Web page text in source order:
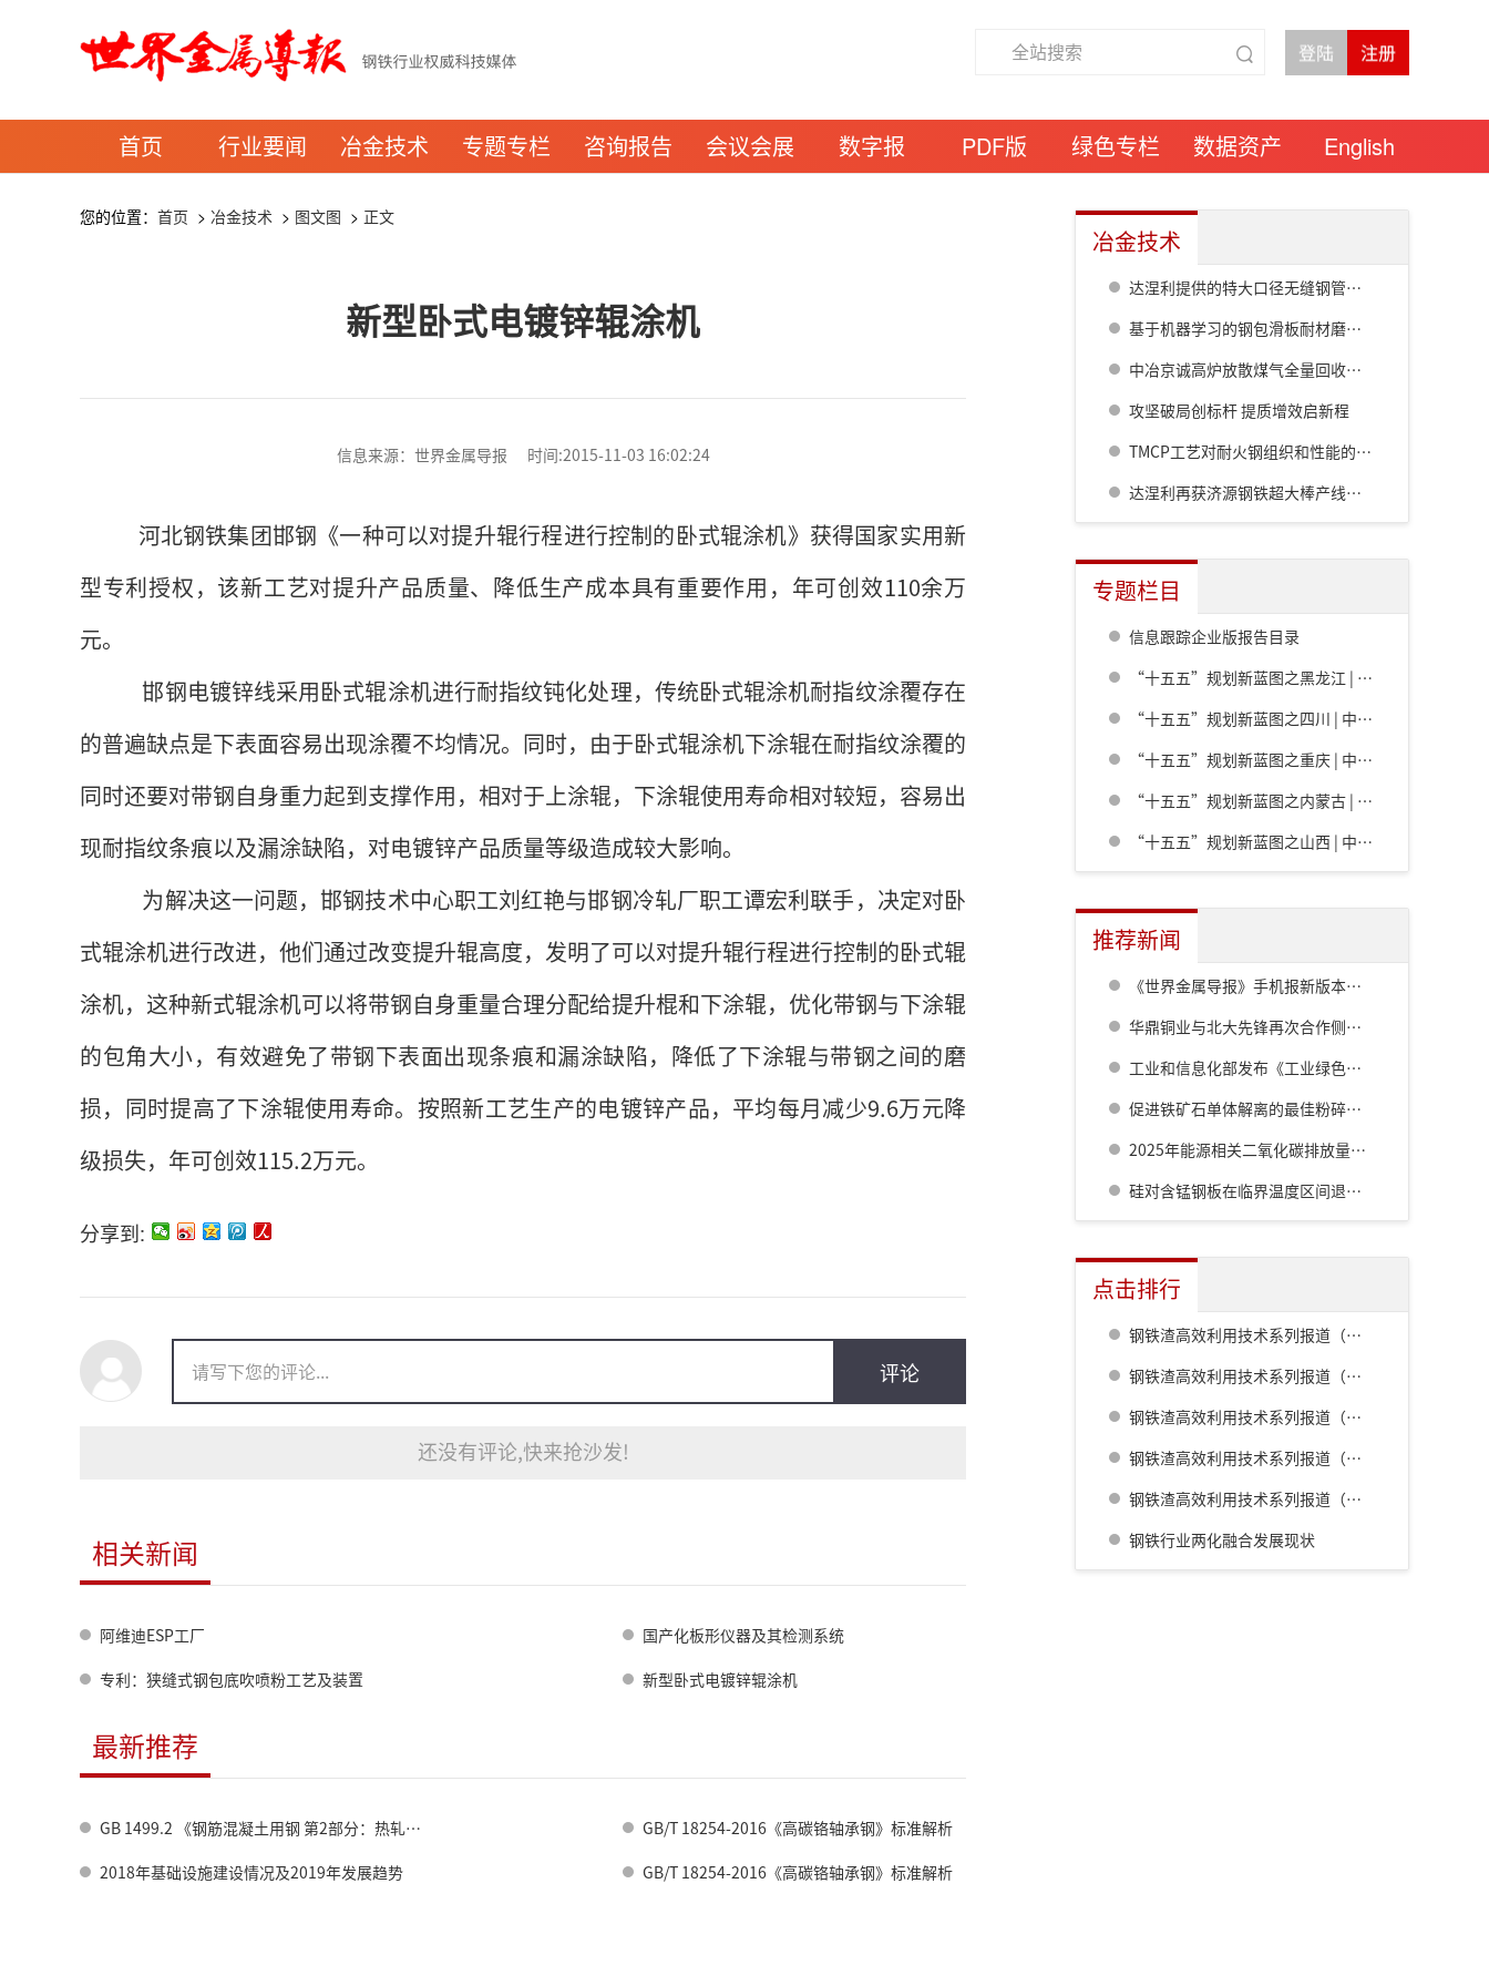
首页 行业要闻 冶金技术 专题专栏 咨询报告 会议会展 数字报 PDF版 绿色专栏 数据资产 English
您的位置： 首页 > 冶金技术 > 图文图 > 正文
新型卧式电镀锌辊涂机
信息来源：世界金属导报 时间:2015-11-03 16:02:24
河北钢铁集团邯钢《一种可以对提升辊行程进行控制的卧式辊涂机》获得国家实用新
型专利授权，该新工艺对提升产品质量、降低生产成本具有重要作用，年可创效110余万
元。
邯钢电镀锌线采用卧式辊涂机进行耐指纹钝化处理，传统卧式辊涂机耐指纹涂覆存在
的普遍缺点是下表面容易出现涂覆不均情况。同时，由于卧式辊涂机下涂辊在耐指纹涂覆的
同时还要对带钢自身重力起到支撑作用，相对于上涂辊，下涂辊使用寿命相对较短，容易出
现耐指纹条痕以及漏涂缺陷，对电镀锌产品质量等级造成较大影响。
为解决这一问题，邯钢技术中心职工刘红艳与邯钢冷轧厂职工谭宏利联手，决定对卧
式辊涂机进行改进，他们通过改变提升辊高度，发明了可以对提升辊行程进行控制的卧式辊
涂机，这种新式辊涂机可以将带钢自身重量合理分配给提升棍和下涂辊，优化带钢与下涂辊
的包角大小，有效避免了带钢下表面出现条痕和漏涂缺陷，降低了下涂辊与带钢之间的磨
损，同时提高了下涂辊使用寿命。按照新工艺生产的电镀锌产品，平均每月减少9.6万元降
级损失，年可创效115.2万元。
分享到:
评论
还没有评论,快来抢沙发!
相关新闻
阿维迪ESP工厂 国产化板形仪器及其检测系统
专利：狭缝式钢包底吹喷粉工艺及装置 新型卧式电镀锌辊涂机
最新推荐
GB 1499.2 《钢筋混凝土用钢 第2部分：热轧带肋钢筋》标准修订情况 GB/T 18254-2016《高碳铬轴承钢》标准解析
2018年基础设施建设情况及2019年发展趋势 GB/T 18254-2016《高碳铬轴承钢》标准解析
冶金技术
达涅利提供的特大口径无缝钢管热连轧线在衡钢热试成功
基于机器学习的钢包滑板耐材磨损预测模型研究
中冶京诚高炉放散煤气全量回收成套技术方案
攻坚破局创标杆 提质增效启新程
TMCP工艺对耐火钢组织和性能的影响
达涅利再获济源钢铁超大棒产线核心设备订单
专题栏目
信息跟踪企业版报告目录
“十五五”规划新蓝图之黑龙江 | 中共黑龙江省委关于制定国民经济和社会发展第十五个五年规划的建议
“十五五”规划新蓝图之四川 | 中共四川省委关于制定四川省国民经济和社会发展第十五个五年规划的建议
“十五五”规划新蓝图之重庆 | 中共重庆市委关于制定重庆市国民经济和社会发展第十五个五年规划的建议
“十五五”规划新蓝图之内蒙古 | 内蒙古自治区党委关于制定国民经济和社会发展第十五个五年规划的建议
“十五五”规划新蓝图之山西 | 中共山西省委关于制定山西省国民经济和社会发展第十五个五年规划的建议
推荐新闻
《世界金属导报》手机报新版本发布，免费下载，免费看
华鼎铜业与北大先锋再次合作侧吹炉配套6000立方制氧项目
工业和信息化部发布《工业绿色低碳发展“十五五”规划》
促进铁矿石单体解离的最佳粉碎方法研究
2025年能源相关二氧化碳排放量同比增长0.4%至381亿吨
硅对含锰钢板在临界温度区间退火过程中残余奥氏体形成行为的影响
点击排行
钢铁渣高效利用技术系列报道（一） 室兰钢铁厂用钢渣骨料配制重混凝土的研究
钢铁渣高效利用技术系列报道（二） 鹿岛钢铁厂钢铁渣利用技术的开发
钢铁渣高效利用技术系列报道（五） 八幡厂钢铁渣的利用
钢铁渣高效利用技术系列报道（三） 名古屋厂铁水预处理炉渣肥料化的开发
钢铁渣高效利用技术系列报道（四） 广畑厂灰石材生产利用技术的开发
钢铁行业两化融合发展现状